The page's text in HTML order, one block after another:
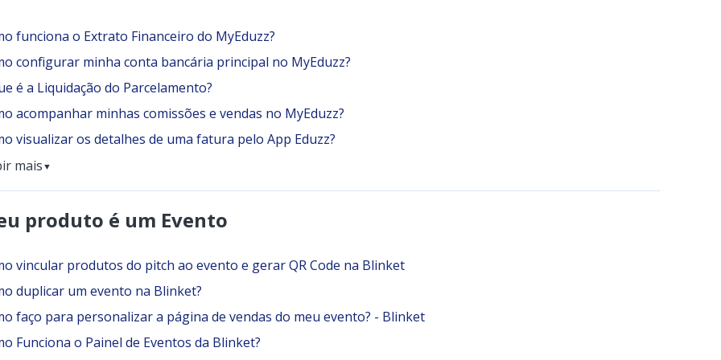
funciona o Extrato Financeiro do MyEduzz?
configurar minha conta bancária principal no MyEduzz?
é a Liquidação do Parcelamento?
acompanhar minhas comissões e vendas no MyEduzz?
visualizar os detalhes de uma fatura pelo App Eduzz?
mais ▼
produto é um Evento
vincular produtos do pitch ao evento e gerar QR Code na Blinket
duplicar um evento na Blinket?
faço para personalizar a página de vendas do meu evento? - Blinket
Funciona o Painel de Eventos da Blinket?